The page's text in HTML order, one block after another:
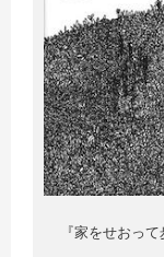
『家をせおっ